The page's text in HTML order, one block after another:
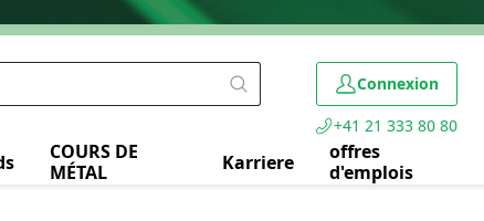
Connexion
+41 21 333 80 80
COURS DE
MÉTAL
Karriere
offres
d'emplois